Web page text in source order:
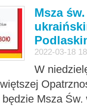
Msza
2022-03-18
W
Msza Św.